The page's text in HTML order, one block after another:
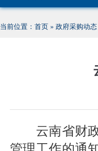
当前位置： 首页 » 政府采购动态
云南省财